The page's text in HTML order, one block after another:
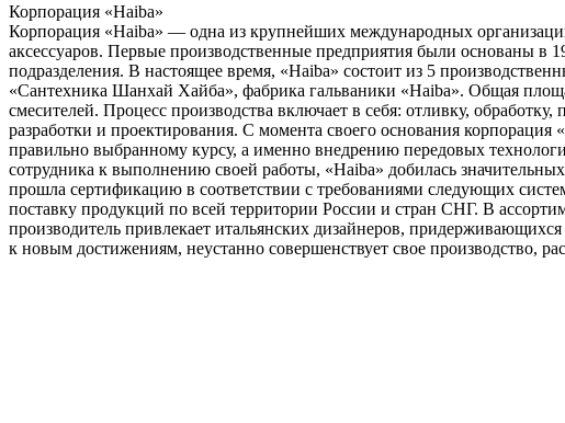
Корпорация «Haiba»
Корпорация «Haiba» — одна из крупнейших международных
аксессуаров. Первые производственные предприятия были основаны в
подразделения. В настоящее время, «Haiba» состоит из 5
«Сантехника Шанхай Хайба», фабрика гальваники «Haiba». Общая
смесителей. Процесс производства включает в себя: отливку,
разработки и проектирования. С момента своего основания
правильно выбранному курсу, а именно внедрению передовых
сотрудника к выполнению своей работы, «Haiba» добилась
прошла сертификацию в соответствии с требованиями следующих
поставку продукций по всей территории России и стран СНГ. В
производитель привлекает итальянских дизайнеров,
к новым достижениям, неустанно совершенствует свое производство,